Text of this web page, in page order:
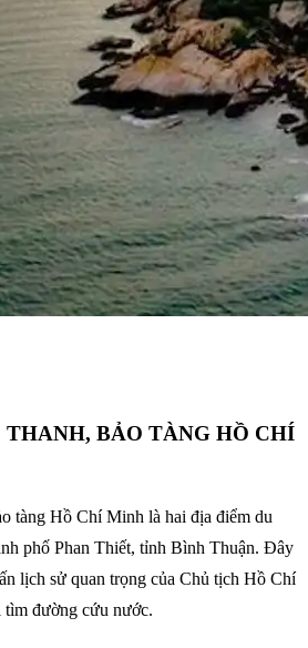
THANH, BẢO TÀNG HỒ CHÍ
tàng Hồ Chí Minh là hai địa điểm du
phố Phan Thiết, tỉnh Bình Thuận. Đây
lịch sử quan trọng của Chủ tịch Hồ Chí
đường cứu nước.